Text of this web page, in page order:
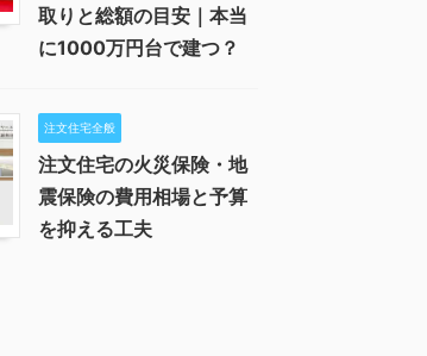
取りと総額の目安｜本当
に1000万円台で建つ？
注文住宅全般
注文住宅の火災保険・地
震保険の費用相場と予算
を抑える工夫